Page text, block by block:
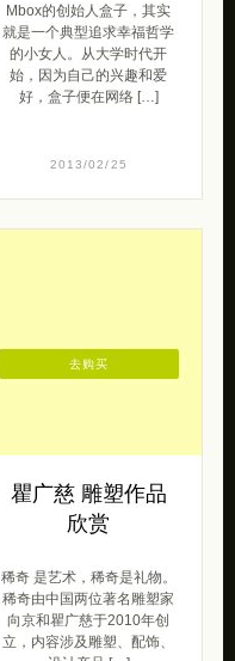
Mbox的创始人盒子，其实
就是一个典型追求幸福哲学
的小女人。从大学时代开
始，因为自己的兴趣和爱
好，盒子便在网络 […]
2013/02/25
瞿广慈 雕塑作品
欣赏
稀奇 是艺术，稀奇是礼物。
稀奇由中国两位著名雕塑家
向京和瞿广慈于2010年创
立，内容涉及雕塑、配饰、
去购买